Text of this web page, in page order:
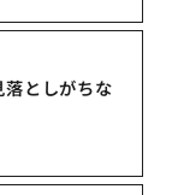
落としがちな